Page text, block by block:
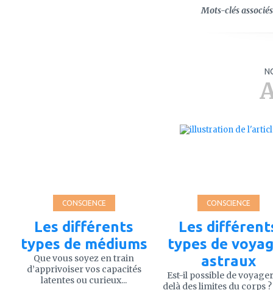
Mots-clés
CONSCIENCE
Les différents
types de médiums
Que vous soyez en train
d’apprivoiser vos capacités
latentes ou curieux...
CONSCIENCE
Les
types de
astraux
Est-il possible de
delà des limites du corps ?